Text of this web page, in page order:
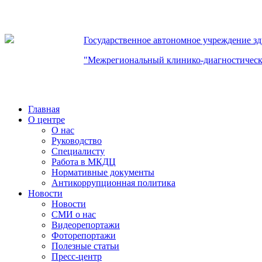
Государственное автономное учреждение
"Межрегиональный клинико-
Главная
О центре
О нас
Руководство
Специалисту
Работа в МКДЦ
Нормативные документы
Антикоррупционная политика
Новости
Новости
СМИ о нас
Видеорепортажи
Фоторепортажи
Полезные статьи
Пресс-центр